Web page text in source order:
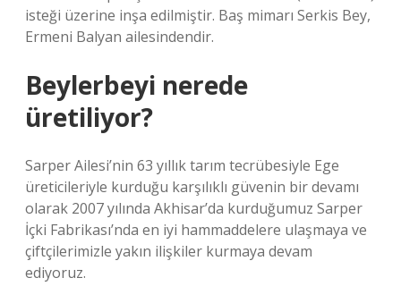
isteği üzerine inşa edilmiştir. Baş mimarı Serkis Bey,
Ermeni Balyan ailesindendir.
Beylerbeyi nerede
üretiliyor?
Sarper Ailesi’nin 63 yıllık tarım tecrübesiyle Ege
üreticileriyle kurduğu karşılıklı güvenin bir devamı
olarak 2007 yılında Akhisar’da kurduğumuz Sarper
İçki Fabrikası’nda en iyi hammaddelere ulaşmaya ve
çiftçilerimizle yakın ilişkiler kurmaya devam
ediyoruz.